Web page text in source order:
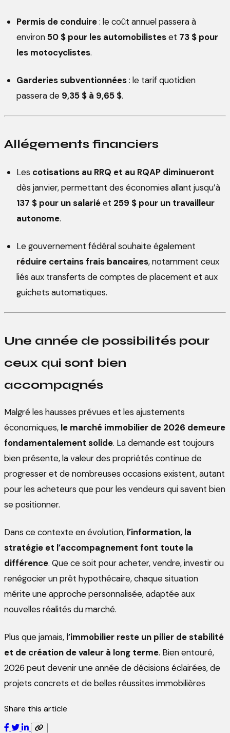
Permis de conduire: le coût annuel passera à
environ50 $ pour les automobilisteset 73 $ pour
les motocyclistes.
Garderies subventionnées: le tarif quotidien
passera de 9,35 $ à 9,65 $.
Allégements financiers
Les cotisations au RRQ et au RQAP diminueront
dès janvier, permettant des économies allant jusqu’à
137 $ pour un salariéet 259 $ pour un travailleur
autonome.
Le gouvernement fédéral souhaite également
réduire certains frais bancaires, notamment ceux
liés aux transferts de comptes de placement et aux
guichets automatiques.
Une année de possibilités pour
ceux qui sont bien
accompagnés
Malgré les hausses prévues et les ajustements
économiques, le marché immobilier de 2026 demeure
fondamentalement solide. La demande est toujours
bien présente, la valeur des propriétés continue de
progresser et de nombreuses occasions existent, autant
pour les acheteurs que pour les vendeurs qui savent bien
se positionner.
Dans ce contexte en évolution, l’information, la
stratégie et l’accompagnement font toute la
différence. Que ce soit pour acheter, vendre, investir ou
renégocier un prêt hypothécaire, chaque situation
mérite une approche personnalisée, adaptée aux
nouvelles réalités du marché.
Plus que jamais, l’immobilier reste un pilier de stabilité
et de création de valeur à long terme. Bien entouré,
2026 peut devenir une année de décisions éclairées, de
projets concrets et de belles réussites immobilières
Share this article